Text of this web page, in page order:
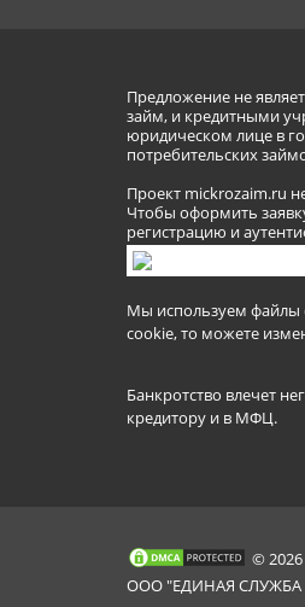
Предложение не
займ, и кредитными
юридическом лице в
потребительских
Проект mickrozaim.ru
Чтобы оформить
регистрацию и
Мы используем файлы
cookie, то можете
Банкротство влечет
кредитору и в МФЦ.
©
ООО "ЕДИНАЯ СЛУЖБА